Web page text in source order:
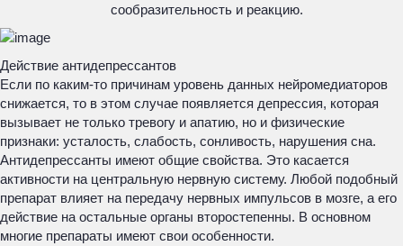
сообразительность и реакцию.
Действие антидепрессантов
Если по каким-то причинам уровень данных нейромедиаторов
снижается, то в этом случае появляется депрессия, которая
вызывает не только тревогу и апатию, но и физические
признаки: усталость, слабость, сонливость, нарушения сна.
Антидепрессанты имеют общие свойства. Это касается
активности на центральную нервную систему. Любой подобный
препарат влияет на передачу нервных импульсов в мозге, а его
действие на остальные органы второстепенны. В основном
многие препараты имеют свои особенности.